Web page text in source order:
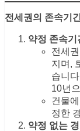
전세권의 존속기
약정 존속기
전세
지며,
습니
10년
건물
정한
약정 없는